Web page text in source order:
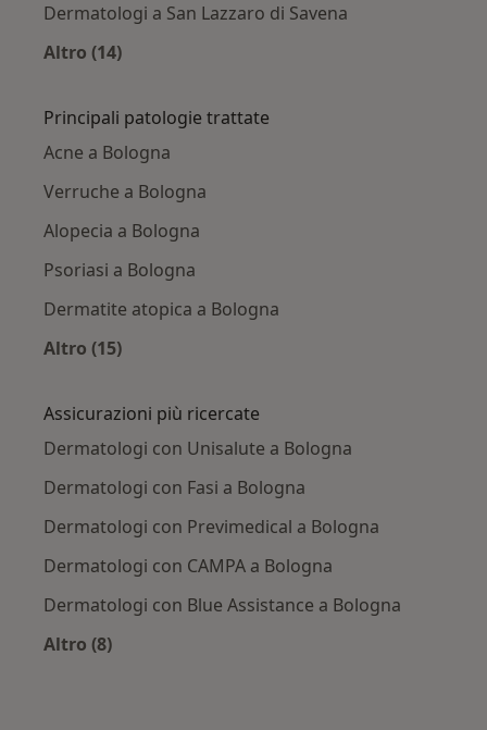
Dermatologi a San Lazzaro di Savena
Altro (14)
Principali patologie trattate
Acne a Bologna
Verruche a Bologna
Alopecia a Bologna
Psoriasi a Bologna
Dermatite atopica a Bologna
Altro (15)
Assicurazioni più ricercate
Dermatologi con Unisalute a Bologna
Dermatologi con Fasi a Bologna
Dermatologi con Previmedical a Bologna
Dermatologi con CAMPA a Bologna
Dermatologi con Blue Assistance a Bologna
Altro (8)